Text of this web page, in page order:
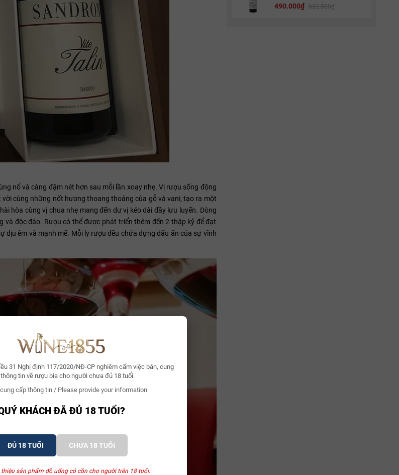
31 Nghị định 117/2020/NĐ-CP nghiêm cấm việc bán, cung
tin về rượu bia cho người chưa đủ 18 tuổi.
cấp thông tin / Please provide your information
KHÁCH ĐÃ ĐỦ 18 TUỔI?
ĐỦ 18 TUỔI CHƯA 18 TUỔI
thiệu sản phẩm đồ uống có cồn cho người trên 18 tuổi.
490.000₫
632.500₫
nổ và càng đậm nét hơn sau mỗi lần xoay nhẹ. Vị rượu sống động
cùng những nốt hương thoang thoảng của gỗ và vani, tạo ra một
hòa cùng vị chua nhẹ mang đến dư vị kéo dài đầy lưu luyến. Dòng
độc đáo. Rượu có thể được phát triển thêm đến 2 thập kỷ để đạt
êm và mạnh mẽ. Mỗi ly rượu đều chứa đựng dấu ấn của sự vĩnh